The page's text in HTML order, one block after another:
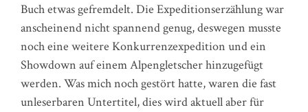
Buch etwas gefremdelt. Die Expeditionserzählung war
anscheinend nicht spannend genug, deswegen musste
noch eine weitere Konkurrenzexpedition und ein
Showdown auf einem Alpengletscher hinzugefügt
werden. Was mich noch gestört hatte, waren die fast
unleserbaren Untertitel, dies wird aktuell aber für